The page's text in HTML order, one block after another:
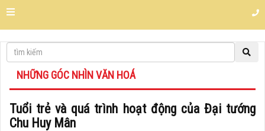
NHỮNG GÓC NHÌN VĂN HOÁ
Tuổi trẻ và quá trình hoạt động của Đại tướng
Chu Huy Mân